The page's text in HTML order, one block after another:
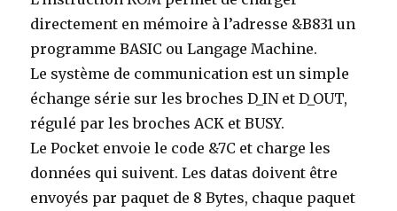
directement en mémoire à l’adresse &B831 un
programme BASIC ou Langage Machine.
Le système de communication est un simple
échange série sur les broches D_IN et D_OUT,
régulé par les broches ACK et BUSY.
Le Pocket envoie le code &7C et charge les
données qui suivent. Les datas doivent être
envoyés par paquet de 8 Bytes, chaque paquet